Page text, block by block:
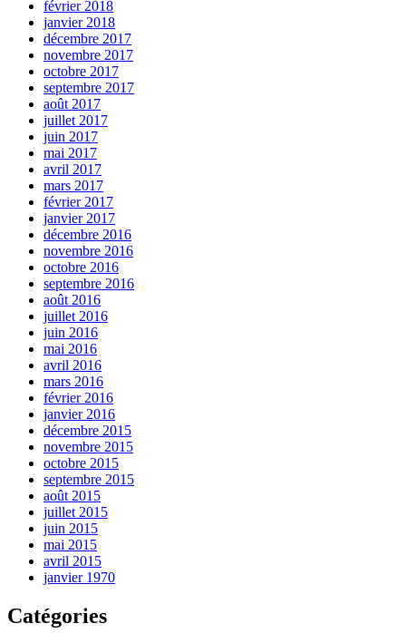
février 2018
janvier 2018
décembre 2017
novembre 2017
octobre 2017
septembre 2017
août 2017
juillet 2017
juin 2017
mai 2017
avril 2017
mars 2017
février 2017
janvier 2017
décembre 2016
novembre 2016
octobre 2016
septembre 2016
août 2016
juillet 2016
juin 2016
mai 2016
avril 2016
mars 2016
février 2016
janvier 2016
décembre 2015
novembre 2015
octobre 2015
septembre 2015
août 2015
juillet 2015
juin 2015
mai 2015
avril 2015
janvier 1970
Catégories